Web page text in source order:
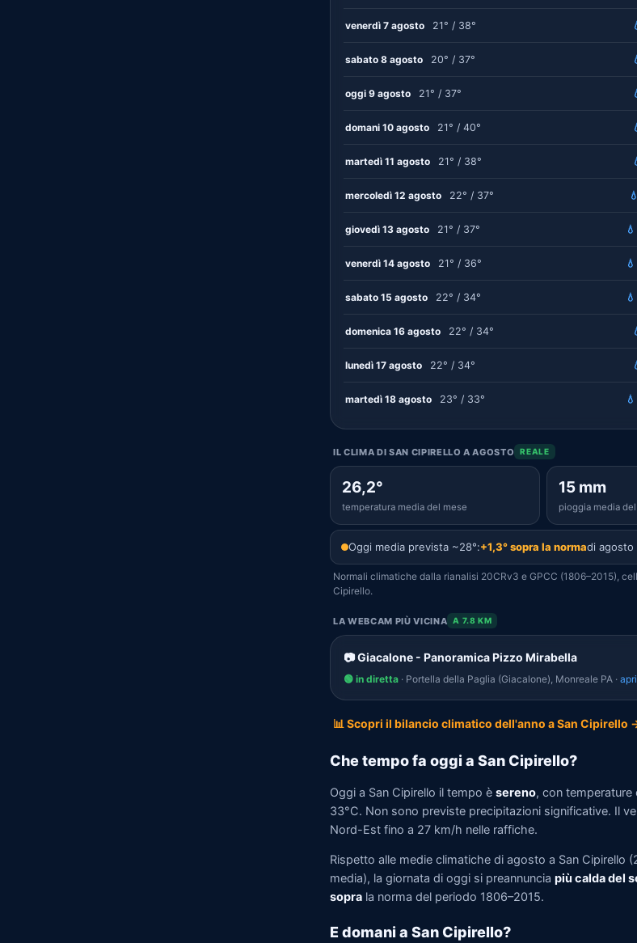
venerdì 7 agosto 21° / 38°
sabato 8 agosto 20° / 37°
oggi 9 agosto 21° / 37°
domani 10 agosto 21° / 40°
martedì 11 agosto 21° / 38°
mercoledì 12 agosto 22° / 37°
giovedì 13 agosto 21° / 37°
venerdì 14 agosto 21° / 36°
sabato 15 agosto 22° / 34°
domenica 16 agosto 22° / 34°
lunedì 17 agosto 22° / 34°
martedì 18 agosto 23° / 33°
IL CLIMA DI SAN CIPIRELLO A AGOSTO REALE
26,2°
temperatura media del mese
15 mm
pioggia media
Oggi media prevista ~28°:+1,3° sopra la normadi agosto
Normali climatiche dalla rianalisi 20CRv3 e GPCC (1806–2015),
Cipirello.
LA WEBCAM PIÙ VICINA A 7.8 KM
📷 Giacalone - Panoramica Pizzo Mirabella
🟢 in diretta · Portella della Paglia (Giacalone), Monreale PA ·
📊 Scopri il bilancio climatico dell'anno a San Cipirello
Che tempo fa oggi a San Cipirello?
Oggi a San Cipirello il tempo è sereno, con
33°C. Non sono previste precipitazioni significative. Il
Nord-Est fino a 27 km/h nelle raffiche.
Rispetto alle medie climatiche di agosto a San Cipirello
media), la giornata di oggi si preannuncia più calda del
sopra la norma del periodo 1806–2015.
E domani a San Cipirello?